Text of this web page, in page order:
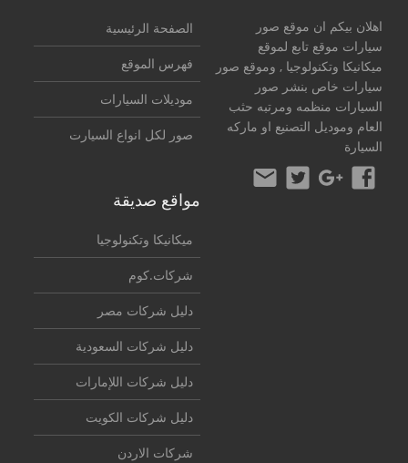
اهلان بيكم ان موقع صور
سيارات موقع تابع لموقع
ميكانيكا وتكنولوجيا , وموقع صور
سيارات خاص بنشر صور
السيارات منظمه ومرتبه حثب
العام وموديل التصنيع او ماركه
السيارة
الصفحة الرئيسية
فهرس الموقع
موديلات السيارات
صور لكل انواع السيارت
مواقع صديقة
ميكانيكا وتكنولوجيا
شركات.كوم
دليل شركات مصر
دليل شركات السعودية
دليل شركات اللإمارات
دليل شركات الكويت
شركات الاردن